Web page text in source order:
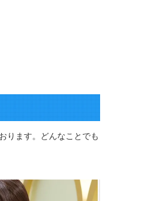
ります。どんなことでも